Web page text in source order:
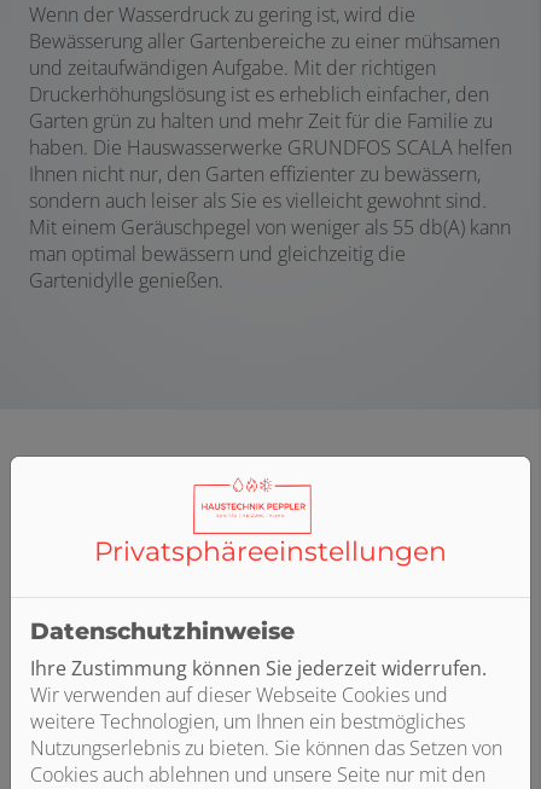
Wenn der Wasserdruck zu gering ist, wird die
Bewässerung aller Gartenbereiche zu einer mühsamen
und zeitaufwändigen Aufgabe. Mit der richtigen
Druckerhöhungslösung ist es erheblich einfacher, den
Garten grün zu halten und mehr Zeit für die Familie zu
haben. Die Hauswasserwerke GRUNDFOS SCALA helfen
Ihnen nicht nur, den Garten effizienter zu bewässern,
sondern auch leiser als Sie es vielleicht gewohnt sind.
Mit einem Geräuschpegel von weniger als 55 db(A) kann
man optimal bewässern und gleichzeitig die
Gartenidylle genießen.
Privatsphäre­einstellungen
Datenschutzhinweise
Ihre Zustimmung können Sie jederzeit widerrufen.
Wir verwenden auf dieser Webseite Cookies und
weitere Technologien, um Ihnen ein bestmögliches
Nutzungserlebnis zu bieten. Sie können das Setzen von
Cookies auch ablehnen und unsere Seite nur mit den